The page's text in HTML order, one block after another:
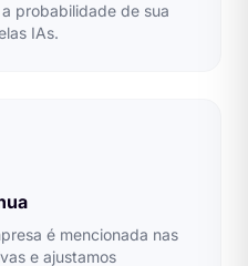
probabilidade de sua
IAs.
é mencionada nas
e ajustamos